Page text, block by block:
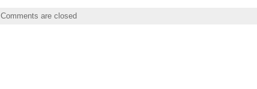
Comments are closed